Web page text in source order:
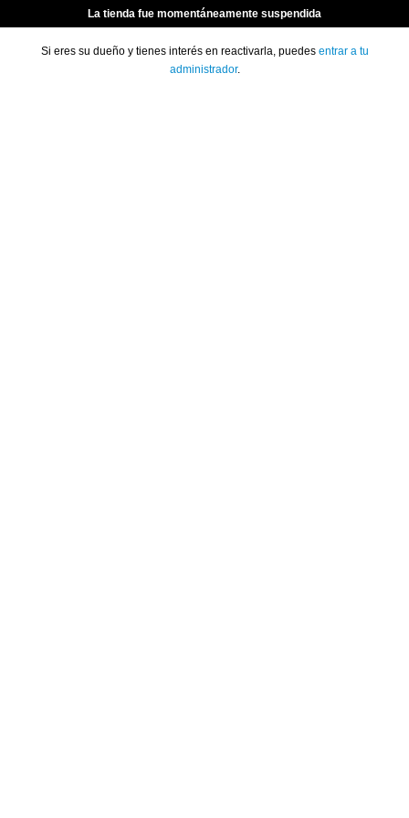
La tienda fue momentáneamente suspendida
Si eres su dueño y tienes interés en reactivarla, puedes entrar a tu
administrador.